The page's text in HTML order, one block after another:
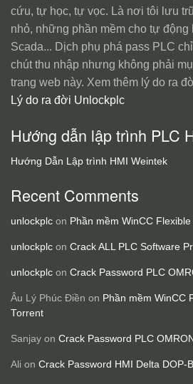
cứu, tự học, tự vọc. Là nơi tôi lưu
nhỏ, những phần mềm cho tự động
Scada... Dịch phụ phá pass PLC
chút thu nhập nhưng không phải
trang web này. Xem thêm lý do ra
Lý do ra đời Unlockplc
Hướng dẫn lập trình PLC
Hướng Dẫn Lập trình HMI Weintek
Recent Comments
unlockplc on Phần mềm WinCC
unlockplc on Crack ALL PLC Software
unlockplc on Crack Password PLC
Âu Lý Phúc Điền on Phần mềm WinCC
Torrent
Sanjay on Crack Password PLC
Ali on Crack Password HMI Delta DOP-B